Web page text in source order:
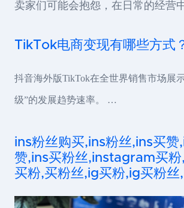
卖家们可能会抱怨，在日常的经营
TikTok电商变现有哪些方式
抖音海外版TikTok在全世界销售市场展
级”的发展趋势速率。 …
ins粉丝购买,ins粉丝,ins买赞
赞,ins买粉丝,instagram买
买粉,买粉丝,ig买粉,ig买粉丝